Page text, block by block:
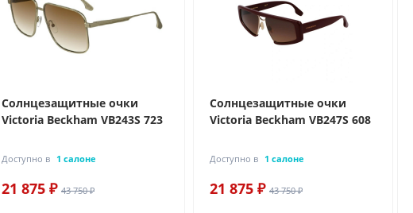
Солнцезащитные очки
Victoria Beckham VB243S 723
Доступно в 1 салоне
21 875 ₽ 43 750 ₽
Солнцезащитные очки
Victoria Beckham VB247S 608
Доступно в 1 салоне
21 875 ₽ 43 750 ₽